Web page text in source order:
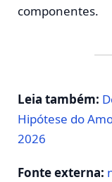
componentes.
Leia também:
Hipótese do
2026
Fonte externa: